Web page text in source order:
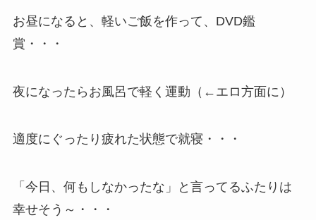
お昼になると、軽いご飯を作って、DVD鑑
賞・・・
夜になったらお風呂で軽く運動（←エロ方面に）
適度にぐったり疲れた状態で就寝・・・
「今日、何もしなかったな」と言ってるふたりは
幸せそう～・・・